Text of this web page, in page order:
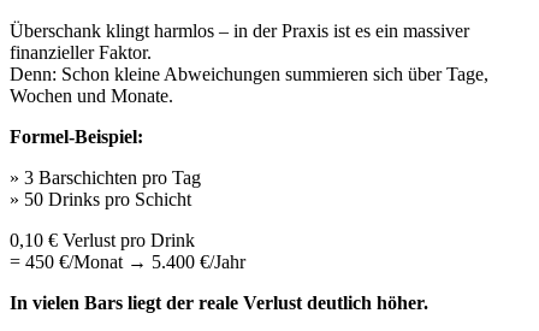
Überschank klingt harmlos – in der Praxis ist es ein massiver
finanzieller Faktor.
Denn: Schon kleine Abweichungen summieren sich über Tage,
Wochen und Monate.
Formel-Beispiel:
» 3 Barschichten pro Tag
» 50 Drinks pro Schicht
0,10 € Verlust pro Drink
= 450 €/Monat → 5.400 €/Jahr
In vielen Bars liegt der reale Verlust deutlich höher.